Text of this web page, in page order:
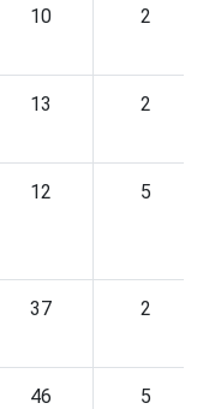
10 2
13 2
12 5
37 2
46 5